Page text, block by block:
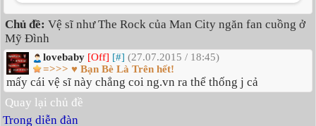
Chủ đề: Vệ sĩ như The Rock của Man City ngăn fan cuồng ở
Mỹ Đình
lovebaby [Off] [#] (27.07.2015 / 18:45)
=>>> ♥ Bạn Bè Là Trên hết!
mấy cái vệ sĩ này chẳng coi ng.vn ra thể thống j cả
Quay lại chủ đề
Trong diễn đàn